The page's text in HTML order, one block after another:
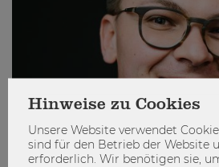
Hinweise zu Cookies
Unsere Website verwendet
sind für den Betrieb der Website
erforderlich. Wir benötigen sie,